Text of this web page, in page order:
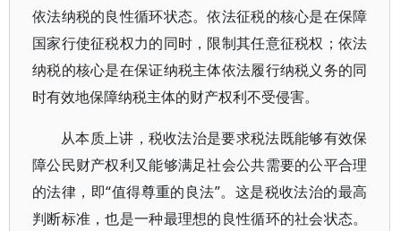
依法纳税的良性循环状态。依法征税的核心是在保障
国家行使征税权力的同时，限制其任意征税权；依法
纳税的核心是在保证纳税主体依法履行纳税义务的同
时有效地保障纳税主体的财产权利不受侵害。
从本质上讲，税收法治是要求税法既能够有效保
障公民财产权利又能够满足社会公共需要的公平合理
的法律，即“值得尊重的良法”。这是税收法治的最高
判断标准，也是一种最理想的良性循环的社会状态。